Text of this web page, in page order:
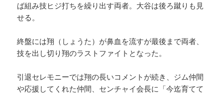
ば組み技ヒジ打ちを繰り出す両者。大谷は後ろ蹴りも見
せる。
終盤には翔（しょうた）が鼻血を流すが最後まで両者、
技を出し切り翔のラストファイトとなった。
引退セレモニーでは翔の長いコメントが続き、ジム仲間
や応援してくれた仲間、センチャイ会長に「今迄育てて